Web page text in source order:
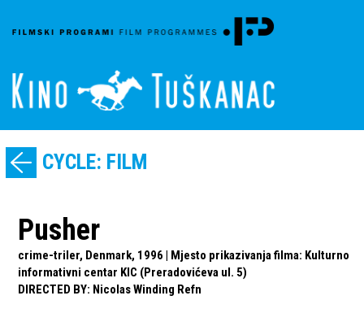
CYCLE: FILM
Pusher
crime-triler, Denmark, 1996 | Mjesto prikazivanja filma: Kulturno
informativni centar KIC (Preradovićeva ul. 5)
DIRECTED BY: Nicolas Winding Refn